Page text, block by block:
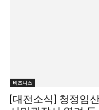
비즈니스